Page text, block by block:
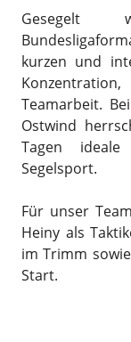
Gesegelt
kurzen und
Teamarbeit.
Ostwind
Tagen ideale
Segelsport.
Für unser
Heiny als
im Trimm
Start.